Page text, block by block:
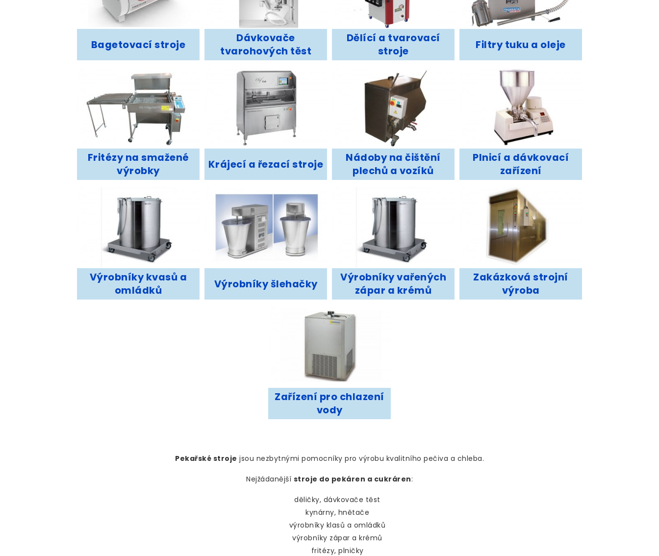
Bagetovací stroje
Dávkovače
tvarohových těst
Dělící a tvarovací
stroje
Filtry tuku a oleje
Fritézy na smažené
výrobky
Krájecí a řezací stroje
Nádoby na čištění
plechů a vozíků
Plnicí a dávkovací
zařízení
Výrobníky kvasů a
omládků
Výrobníky šlehačky
Výrobníky vařených
zápar a krémů
Zakázková strojní
výroba
Zařízení pro chlazení
vody
Pekařské stroje jsou nezbytnými pomocníky pro výrobu kvalitního pečiva a chleba.
Nejžádanější stroje do pekáren a cukráren:
děličky, dávkovače těst
kynárny, hnětače
výrobníky klasů a omládků
výrobníky zápar a krémů
fritézy, plničky